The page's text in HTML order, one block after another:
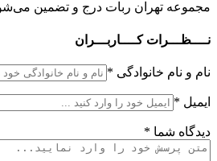
مجموعه تهران ربات درج و تضمین
نــــظـــرات کــــاربـــران
نام و نام خانوادگی *
ایمیل *
دیدگاه شما *